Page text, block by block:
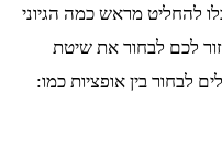
להחליט מראש כמה הגיוני
לכם לבחור את שיטת
לבחור בין אופציות כמו: